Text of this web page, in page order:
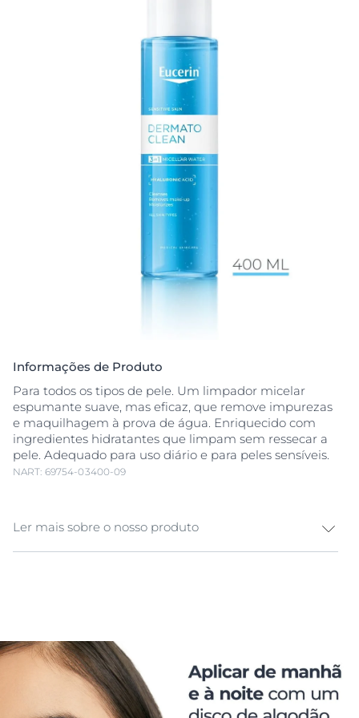
Informações de Produto
Para todos os tipos de pele. Um limpador micelar
espumante suave, mas eficaz, que remove impurezas
e maquilhagem à prova de água. Enriquecido com
ingredientes hidratantes que limpam sem ressecar a
pele. Adequado para uso diário e para peles sensíveis.
NART: 69754-03400-09
Ler mais sobre o nosso produto
olhos sem ressecar a pele. A nossa
combina um complexo de limpeza extra suave com
ácido hialurónico e outros ingredientes hidratantes
derivados da natureza para ajudar a pele a manter o
seu equilíbrio natural de hidratação. Deixa a pele